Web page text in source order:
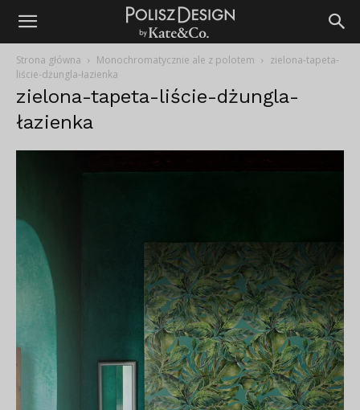
Strona główna Monochromatycznie ale z polotem
zielona-tapeta-
liście-dżungla-łazienka
zielona-tapeta-liście-dżungla-
łazienka